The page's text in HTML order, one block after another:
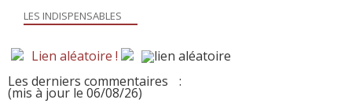
LES INDISPENSABLES
Lien aléatoire !
Les derniers commentaires
:
(mis à jour le 06/08/26)